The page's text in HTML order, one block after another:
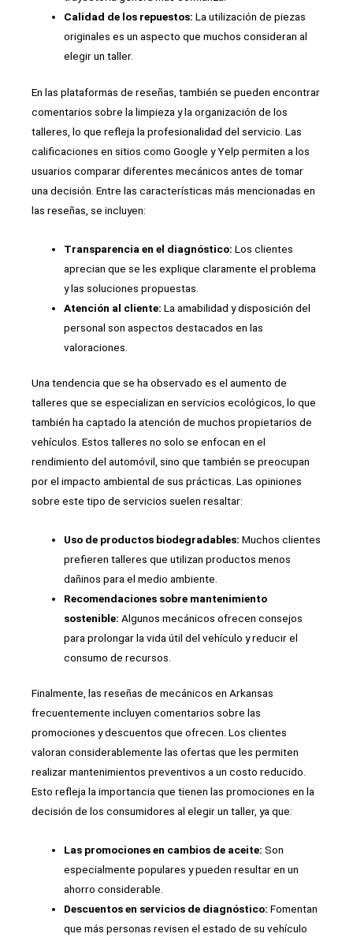
Calidad de los repuestos: La utilización de piezas
originales es un aspecto que muchos consideran al
elegir un taller.
En las plataformas de reseñas, también se pueden encontrar
comentarios sobre la limpieza y la organización de los
talleres, lo que refleja la profesionalidad del servicio. Las
calificaciones en sitios como Google y Yelp permiten a los
usuarios comparar diferentes mecánicos antes de tomar
una decisión. Entre las características más mencionadas en
las reseñas, se incluyen:
Transparencia en el diagnóstico: Los clientes
aprecian que se les explique claramente el problema
y las soluciones propuestas.
Atención al cliente: La amabilidad y disposición del
personal son aspectos destacados en las
valoraciones.
Una tendencia que se ha observado es el aumento de
talleres que se especializan en servicios ecológicos, lo que
también ha captado la atención de muchos propietarios de
vehículos. Estos talleres no solo se enfocan en el
rendimiento del automóvil, sino que también se preocupan
por el impacto ambiental de sus prácticas. Las opiniones
sobre este tipo de servicios suelen resaltar:
Uso de productos biodegradables: Muchos clientes
prefieren talleres que utilizan productos menos
dañinos para el medio ambiente.
Recomendaciones sobre mantenimiento
sostenible: Algunos mecánicos ofrecen consejos
para prolongar la vida útil del vehículo y reducir el
consumo de recursos.
Finalmente, las reseñas de mecánicos en Arkansas
frecuentemente incluyen comentarios sobre las
promociones y descuentos que ofrecen. Los clientes
valoran considerablemente las ofertas que les permiten
realizar mantenimientos preventivos a un costo reducido.
Esto refleja la importancia que tienen las promociones en la
decisión de los consumidores al elegir un taller, ya que:
Las promociones en cambios de aceite: Son
especialmente populares y pueden resultar en un
ahorro considerable.
Descuentos en servicios de diagnóstico: Fomentan
que más personas revisen el estado de su vehículo